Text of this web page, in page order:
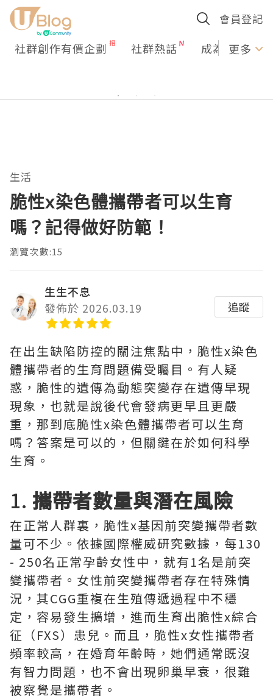
會員登記
社群創作有價企劃 社群熱話 成為U更多
生活
脆性x染色體攜帶者可以生育
嗎？記得做好防範！
瀏覽次數:15
生生不息
發佈於 2026.03.19
追蹤
在出生缺陷防控的關注焦點中，脆性x染色
體攜帶者的生育問題備受矚目。有人疑
惑，脆性的遺傳為動態突變存在遺傳早現
現象，也就是說後代會發病更早且更嚴
重，那到底脆性x染色體攜帶者可以生育
嗎？答案是可以的，但關鍵在於如何科學
生育。
1. 攜帶者數量與潛在風險
在正常人群裏，脆性x基因前突變攜帶者數
量可不少。依據國際權威研究數據，每130
- 250名正常孕齡女性中，就有1名是前突
變攜帶者。女性前突變攜帶者存在特殊情
況，其CGG重複在生殖傳遞過程中不穩
定，容易發生擴增，進而生育出脆性x綜合
征（FXS）患兒。而且，脆性x女性攜帶者
頻率較高，在婚育年齡時，她們通常既沒
有智力問題，也不會出現卵巢早衰，很難
被察覺是攜帶者。